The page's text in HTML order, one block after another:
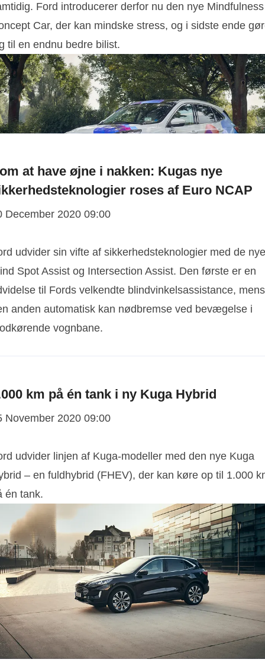
Ford introducerer derfor nu den nye Mindfulness
Car, der kan mindske stress, og i sidste ende
til en endnu bedre bilist.
at have øjne i nakken: Kugas nye
roses af Euro NCAP
December 2020 09:00
udvider sin vifte af sikkerhedsteknologier med de nye
Spot Assist og Intersection Assist. Den første er en
til Fords velkendte blindvinkelsassistance, mens
anden automatisk kan nødbremse ved bevægelse i
vognbane.
km på én tank i ny Kuga Hybrid
November 2020 09:00
udvider linjen af Kuga-modeller med den nye Kuga
– en fuldhybrid (FHEV), der kan køre op til 1.000
én tank.